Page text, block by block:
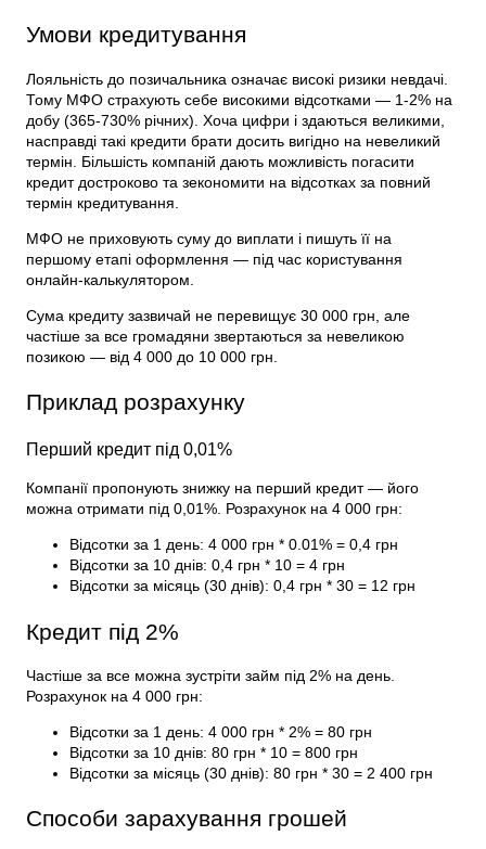
Умови кредитування
Лояльність до позичальника означає високі ризики невдачі.
Тому МФО страхують себе високими відсотками — 1-2% на
добу (365-730% річних). Хоча цифри і здаються великими,
насправді такі кредити брати досить вигідно на невеликий
термін. Більшість компаній дають можливість погасити
кредит достроково та зекономити на відсотках за повний
термін кредитування.
МФО не приховують суму до виплати і пишуть її на
першому етапі оформлення — під час користування
онлайн-калькулятором.
Сума кредиту зазвичай не перевищує 30 000 грн, але
частіше за все громадяни звертаються за невеликою
позикою — від 4 000 до 10 000 грн.
Приклад розрахунку
Перший кредит під 0,01%
Компанії пропонують знижку на перший кредит — його
можна отримати під 0,01%. Розрахунок на 4 000 грн:
Відсотки за 1 день: 4 000 грн * 0.01% = 0,4 грн
Відсотки за 10 днів: 0,4 грн * 10 = 4 грн
Відсотки за місяць (30 днів): 0,4 грн * 30 = 12 грн
Кредит під 2%
Частіше за все можна зустріти займ під 2% на день.
Розрахунок на 4 000 грн:
Відсотки за 1 день: 4 000 грн * 2% = 80 грн
Відсотки за 10 днів: 80 грн * 10 = 800 грн
Відсотки за місяць (30 днів): 80 грн * 30 = 2 400 грн
Способи зарахування грошей